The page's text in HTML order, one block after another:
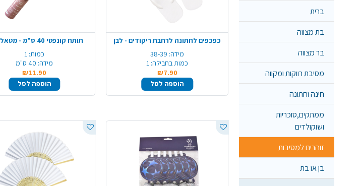
ברית
בת מצווה
בר מצווה
מסיבת רווקות ומקווה
חינה וחתונה
ממתקים,סוכריות
ושוקולדים
זוהרים למסיבות
בן או בת
כפכפים לחתונה לרחבת ריקודים - לבן
מידה: 38-39
כמות בחבילה: 1
₪7.90
הוספה לסל
תותח קונפטי 40 ס"מ - מטאלי זהב
כמות: 1
מידה: 40 ס"מ
₪11.90
הוספה לסל